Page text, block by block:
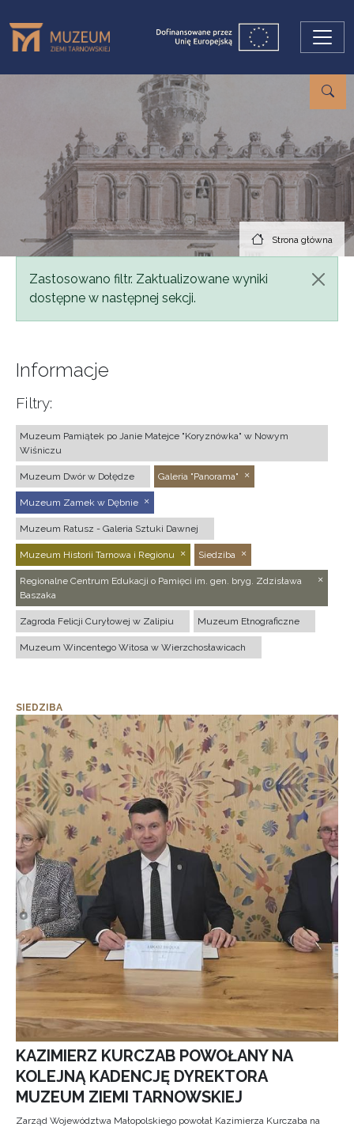
Strona główna
Komunikat
Zastosowano filtr. Zaktualizowane wyniki
dostępne w następnej sekcji.
Informacje
Filtry:
Muzeum Pamiątek po Janie Matejce "Koryznówka" w Nowym
Wiśniczu
Muzeum Dwór w Dołędze Galeria "Panorama"
Muzeum Zamek w Dębnie
Muzeum Ratusz - Galeria Sztuki Dawnej
Muzeum Historii Tarnowa i Regionu Siedziba
Regionalne Centrum Edukacji o Pamięci im. gen. bryg. Zdzisława
Baszaka
Zagroda Felicji Curyłowej w Zalipiu Muzeum Etnograficzne
Muzeum Wincentego Witosa w Wierzchosławicach
SIEDZIBA
KAZIMIERZ KURCZAB POWOŁANY NA
KOLEJNĄ KADENCJĘ DYREKTORA
MUZEUM ZIEMI TARNOWSKIEJ
Zarząd Województwa Małopolskiego powołał Kazimierza Kurczaba na